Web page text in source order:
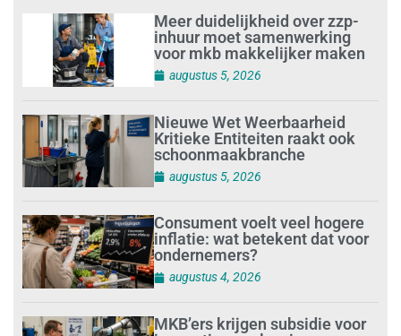
Meer duidelijkheid over zzp-
inhuur moet samenwerking
voor mkb makkelijker maken
augustus 5, 2026
Nieuwe Wet Weerbaarheid
Kritieke Entiteiten raakt ook
schoonmaakbranche
augustus 5, 2026
Consument voelt veel hogere
inflatie: wat betekent dat voor
ondernemers?
augustus 4, 2026
MKB’ers krijgen subsidie voor